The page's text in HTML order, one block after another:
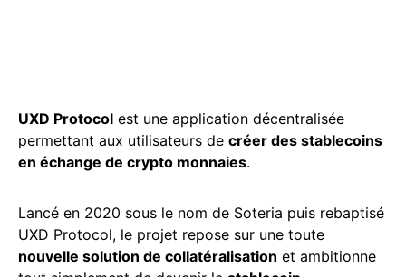
UXD Protocol est une application décentralisée
permettant aux utilisateurs de créer des stablecoins
en échange de crypto monnaies.
Lancé en 2020 sous le nom de Soteria puis rebaptisé
UXD Protocol, le projet repose sur une toute
nouvelle solution de collatéralisation et ambitionne